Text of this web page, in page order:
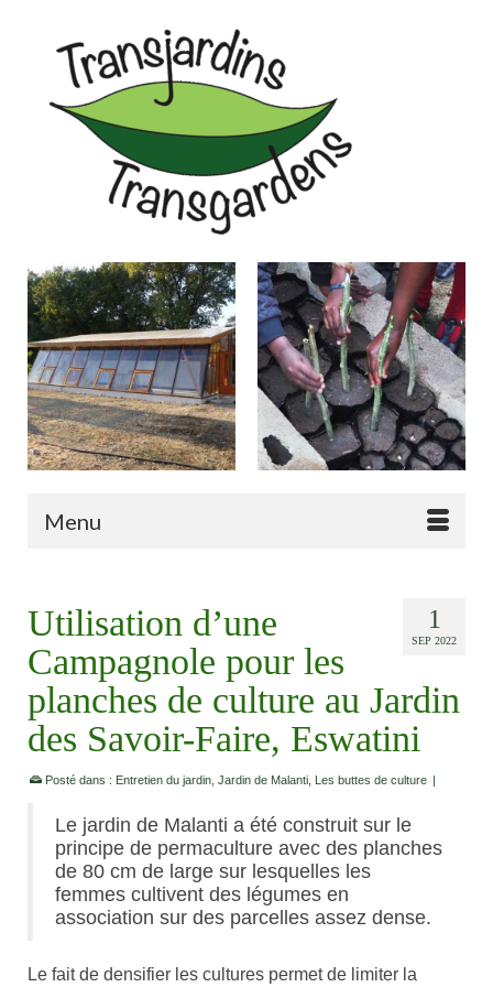
Menu
1
SEP 2022
Utilisation d’une
Campagnole pour les
planches de culture au Jardin
des Savoir-Faire, Eswatini
Posté dans : Entretien du jardin Jardin de Malanti Les buttes de culture |
Le jardin de Malanti a été construit sur le
principe de permaculture avec des planches
de 80 cm de large sur lesquelles les
femmes cultivent des légumes en
association sur des parcelles assez dense.
Le fait de densifier les cultures permet de limiter la